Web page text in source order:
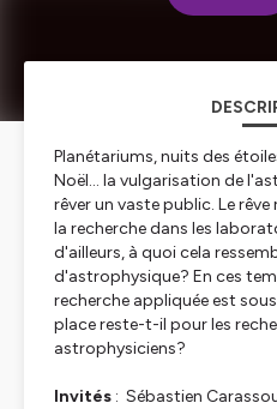
Planétariums, nuits des
Noël... la vulgarisation de
rêver un vaste public. Le
la recherche dans les
d'ailleurs, à quoi cela
d'astrophysique? En ces
recherche appliquée est
place reste-t-il pour les
astrophysiciens?
Invités : Sébastien